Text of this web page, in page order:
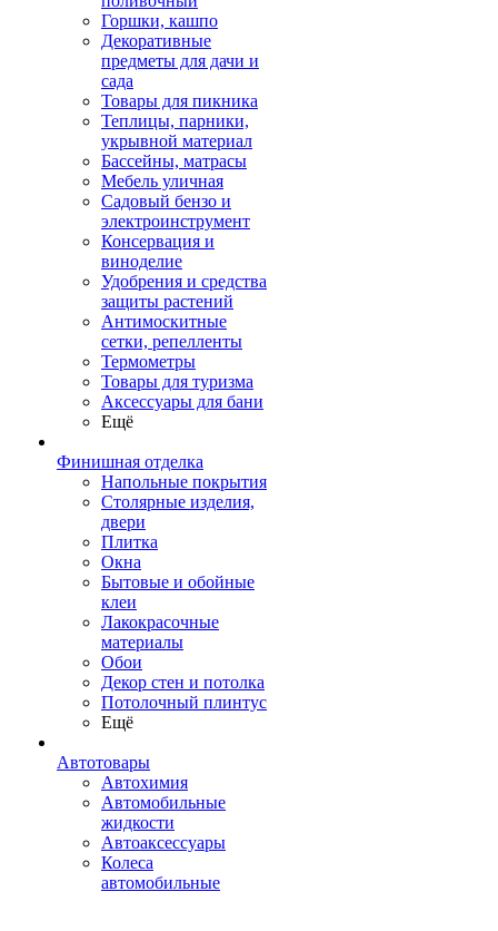
Горшки, кашпо
Декоративные
предметы для дачи и
сада
Товары для пикника
Теплицы, парники,
укрывной материал
Бассейны, матрасы
Мебель уличная
Садовый бензо и
электроинструмент
Консервация и
виноделие
Удобрения и средства
защиты растений
Антимоскитные
сетки, репелленты
Термометры
Товары для туризма
Аксессуары для бани
Ещё
Финишная отделка
Напольные покрытия
Столярные изделия,
двери
Плитка
Окна
Бытовые и обойные
клеи
Лакокрасочные
материалы
Обои
Декор стен и потолка
Потолочный плинтус
Ещё
Автотовары
Автохимия
Автомобильные
жидкости
Автоаксессуары
Колеса
автомобильные